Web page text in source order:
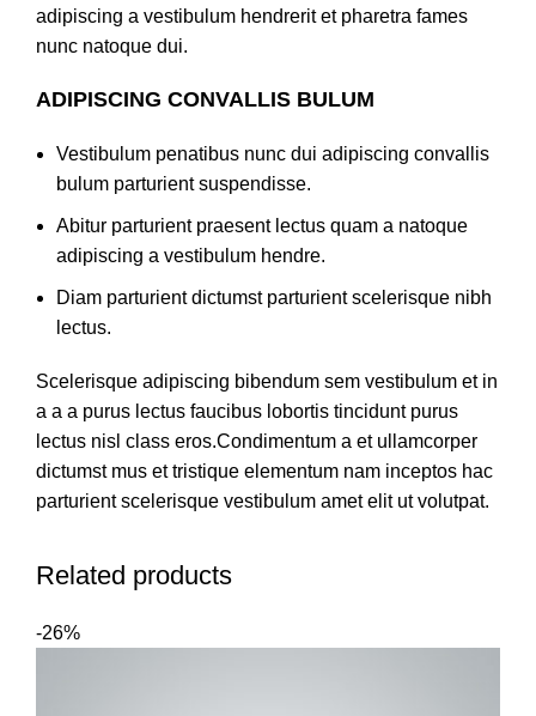
adipiscing a vestibulum hendrerit et pharetra fames
nunc natoque dui.
ADIPISCING CONVALLIS BULUM
Vestibulum penatibus nunc dui adipiscing convallis
bulum parturient suspendisse.
Abitur parturient praesent lectus quam a natoque
adipiscing a vestibulum hendre.
Diam parturient dictumst parturient scelerisque nibh
lectus.
Scelerisque adipiscing bibendum sem vestibulum et in
a a a purus lectus faucibus lobortis tincidunt purus
lectus nisl class eros.Condimentum a et ullamcorper
dictumst mus et tristique elementum nam inceptos hac
parturient scelerisque vestibulum amet elit ut volutpat.
Related products
-26%